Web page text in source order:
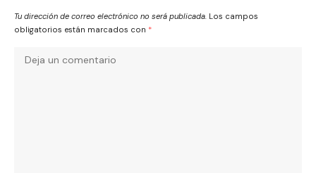
Tu dirección de correo electrónico no será publicada. Los campos
obligatorios están marcados con *